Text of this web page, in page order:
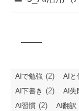
AIで勉強 (2) AIと
AI下書き (2) AI失
AI習慣 (2) AI翻訳